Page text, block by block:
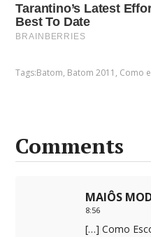
Tags:Batom, Batom 2011 , Como
Comments
MAIÔS
8:56
[…] Como